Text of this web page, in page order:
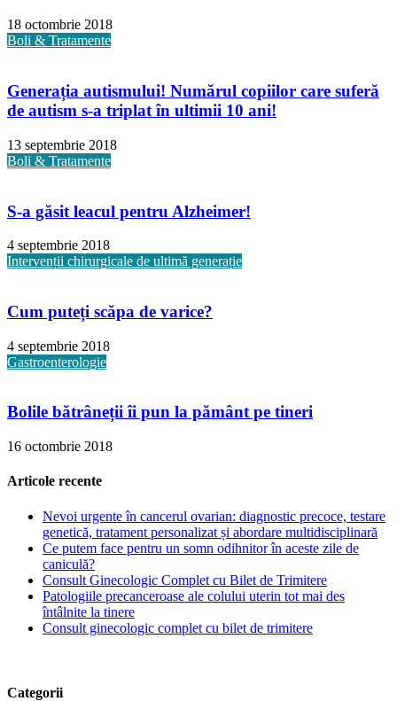
18 octombrie 2018
Boli & Tratamente
Generația autismului! Numărul copiilor care suferă
de autism s-a triplat în ultimii 10 ani!
13 septembrie 2018
Boli & Tratamente
S-a găsit leacul pentru Alzheimer!
4 septembrie 2018
Intervenții chirurgicale de ultimă generație
Cum puteți scăpa de varice?
4 septembrie 2018
Gastroenterologie
Bolile bătrâneții îi pun la pământ pe tineri
16 octombrie 2018
Articole recente
Nevoi urgente în cancerul ovarian: diagnostic precoce, testare
genetică, tratament personalizat și abordare multidisciplinară
Ce putem face pentru un somn odihnitor în aceste zile de
caniculă?
Consult Ginecologic Complet cu Bilet de Trimitere
Patologiile precanceroase ale colului uterin tot mai des
întâlnite la tinere
Consult ginecologic complet cu bilet de trimitere
Categorii